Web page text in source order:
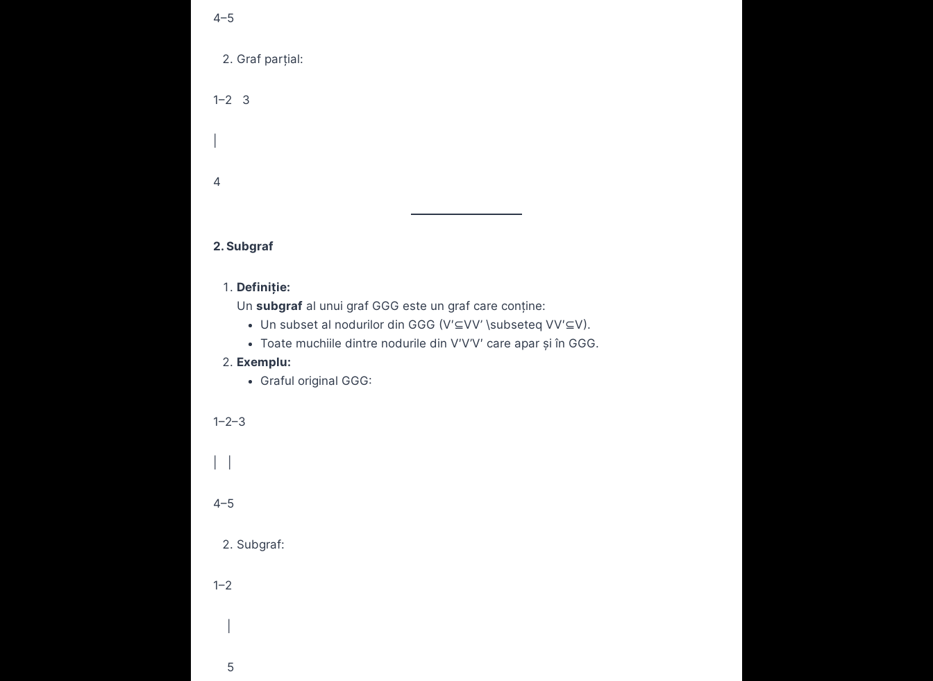
4–5
Graf parțial:
1–2 3
4
2. Subgraf
Definiție:
Un subgraf al unui graf GGG este un graf care conține:
Un subset al nodurilor din GGG (V′⊆VV’ \subseteq VV′⊆V).
Toate muchiile dintre nodurile din V′V’V′ care apar și în GGG.
Exemplu:
Graful original GGG:
1–2–3
4–5
Subgraf:
1–2
5